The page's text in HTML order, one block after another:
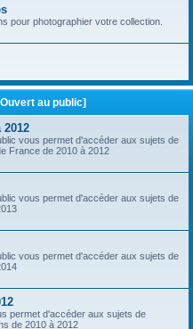
pour photographier votre collection.
au public]
2012
vous permet d'accéder aux sujets de
France de 2010 à 2012
vous permet d'accéder aux sujets de
vous permet d'accéder aux sujets de
permet d'accéder aux sujets de
de 2010 à 2012